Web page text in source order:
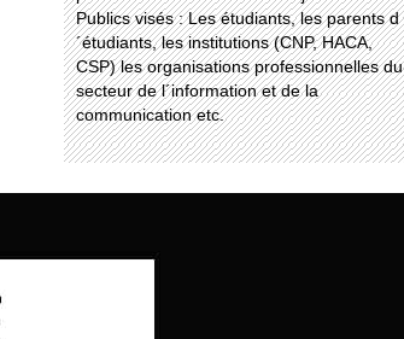
Publics visés : Les étudiants, les parents d
´étudiants, les institutions (CNP, HACA,
CSP) les organisations professionnelles du
secteur de l´information et de la
communication etc.